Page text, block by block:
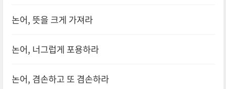
논어, 뜻을 크게 가져라
논어, 너그럽게 포용하라
논어, 겸손하고 또 겸손하라